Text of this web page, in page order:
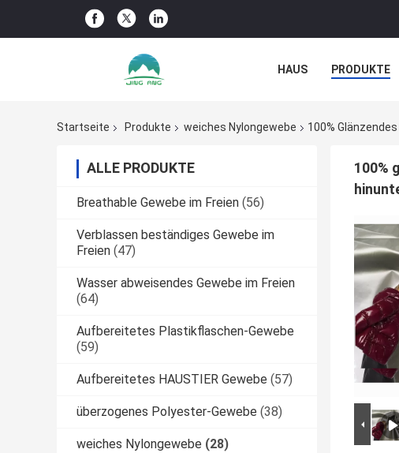
HAUS PRODUKTE
Startseite
Produkte weiches Nylongewebe 100%
ALLE PRODUKTE
Breathable Gewebe im Freien (56)
Verblassen beständiges Gewebe im
Freien (47)
Wasser abweisendes Gewebe im Freien
(64)
Aufbereitetes Plastikflaschen-Gewebe
(59)
Aufbereitetes HAUSTIER Gewebe (57)
überzogenes Polyester-Gewebe (38)
weiches Nylongewebe (28)
100%